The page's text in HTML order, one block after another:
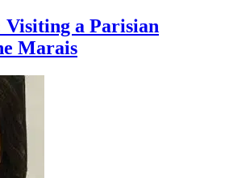
Visiting a Parisian
Marais